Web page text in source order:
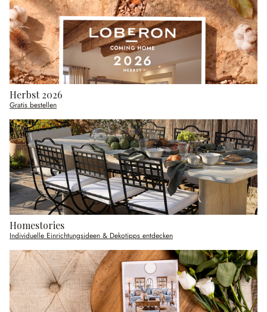
Herbst 2026
Gratis bestellen
Homestories
Individuelle Einrichtungsideen & Dekotipps entdecken